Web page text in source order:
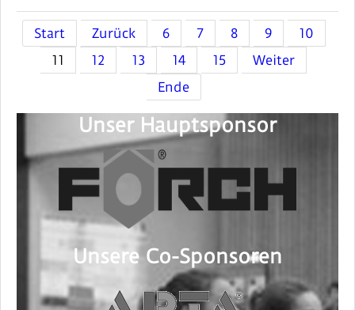
Start Zurück 6 7 8 9
10
11
12 13 14 15
Weiter
Ende
Unser Hauptsponsor
Unsere Co-Sponsoren